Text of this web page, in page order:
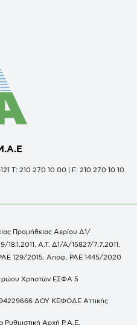
Τ: 210 270 10 00 | F: 210 270 10 10
Προμήθειας Αερίου Δ1/
18.1.2011, Α.Τ. Δ1/Α/15827/7.7.2011,
129/2015, Αποφ. ΡΑΕ 1445/2020
Χρηστών ΕΣΦΑ 5
ΔΟΥ ΚΕΦΟΔΕ Αττικής
Ρυθμιστική Αρχή Ρ.Α.Ε.